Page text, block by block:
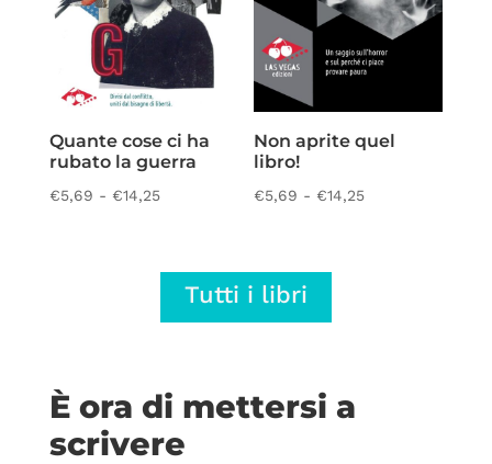
Quante cose ci ha
rubato la guerra
€5,69 - €14,25Fascia
€5,69
Non aprite quel
libro!
€5,69 - €14,25Fascia
Tutti i libri
È ora di mettersi a
scrivere